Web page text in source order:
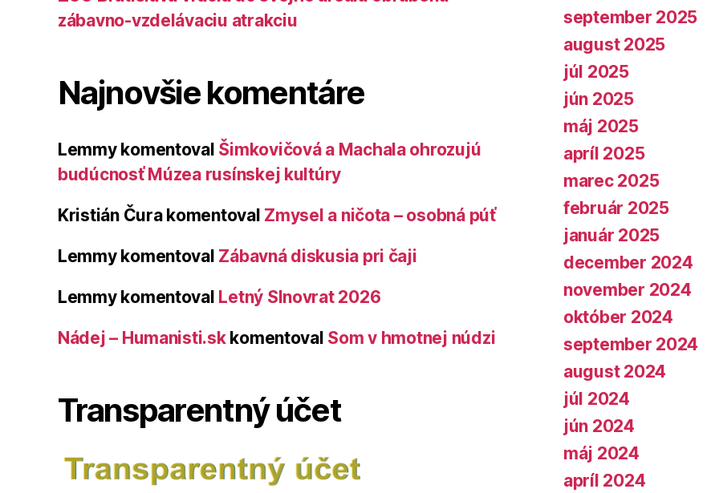
zábavno-vzdelávaciu atrakciu
Najnovšie komentáre
Lemmykomentoval Šimkovičová a Machala ohrozujú
budúcnosť Múzea rusínskej kultúry
Kristián Čurakomentoval Zmysel a ničota – osobná púť
Lemmykomentoval Zábavná diskusia pri čaji
Lemmykomentoval Letný Slnovrat 2026
Nádej – Humanisti.skkomentoval Som v hmotnej núdzi
Transparentný účet
september 2025
august 2025
júl 2025
jún 2025
máj 2025
apríl 2025
marec 2025
február 2025
január 2025
december 2024
november 2024
október 2024
september 2024
august 2024
júl 2024
jún 2024
máj 2024
apríl 2024